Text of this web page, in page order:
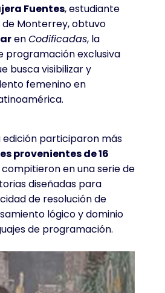
Fuentes, estudiante
Monterrey, obtuvo
enCodificadas, la
programación exclusiva
busca visibilizar y
femenino en
edición participaron más
provenientes de 16
compitieron en una serie de
diseñadas para
de resolución de
lógico y dominio
de programación.